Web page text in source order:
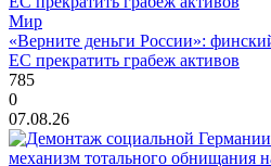
Мир
«Верните деньги России»:
ЕС прекратить грабеж активов
785
0
07.08.26